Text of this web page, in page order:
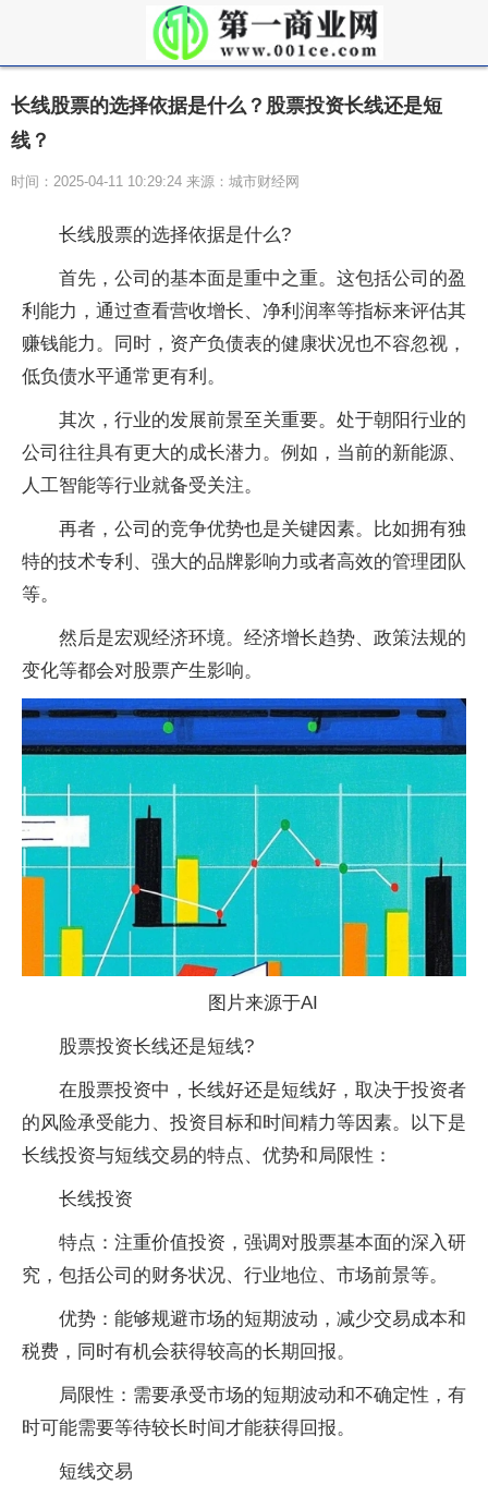
长线股票的选择依据是什么？股票投资长线还是短
线？
时间：2025-04-11 10:29:24 来源：城市财经网
长线股票的选择依据是什么?
首先，公司的基本面是重中之重。这包括公司的盈
利能力，通过查看营收增长、净利润率等指标来评估其
赚钱能力。同时，资产负债表的健康状况也不容忽视，
低负债水平通常更有利。
其次，行业的发展前景至关重要。处于朝阳行业的
公司往往具有更大的成长潜力。例如，当前的新能源、
人工智能等行业就备受关注。
再者，公司的竞争优势也是关键因素。比如拥有独
特的技术专利、强大的品牌影响力或者高效的管理团队
等。
然后是宏观经济环境。经济增长趋势、政策法规的
变化等都会对股票产生影响。
图片来源于AI
股票投资长线还是短线?
在股票投资中，长线好还是短线好，取决于投资者
的风险承受能力、投资目标和时间精力等因素。以下是
长线投资与短线交易的特点、优势和局限性：
‌长线投资‌
‌特点‌：注重价值投资，强调对股票基本面的深入研
究，包括公司的财务状况、行业地位、市场前景等。
‌优势‌：能够规避市场的短期波动，减少交易成本和
税费，同时有机会获得较高的长期回报。
‌局限性‌：需要承受市场的短期波动和不确定性，有
时可能需要等待较长时间才能获得回报。
‌短线交易‌